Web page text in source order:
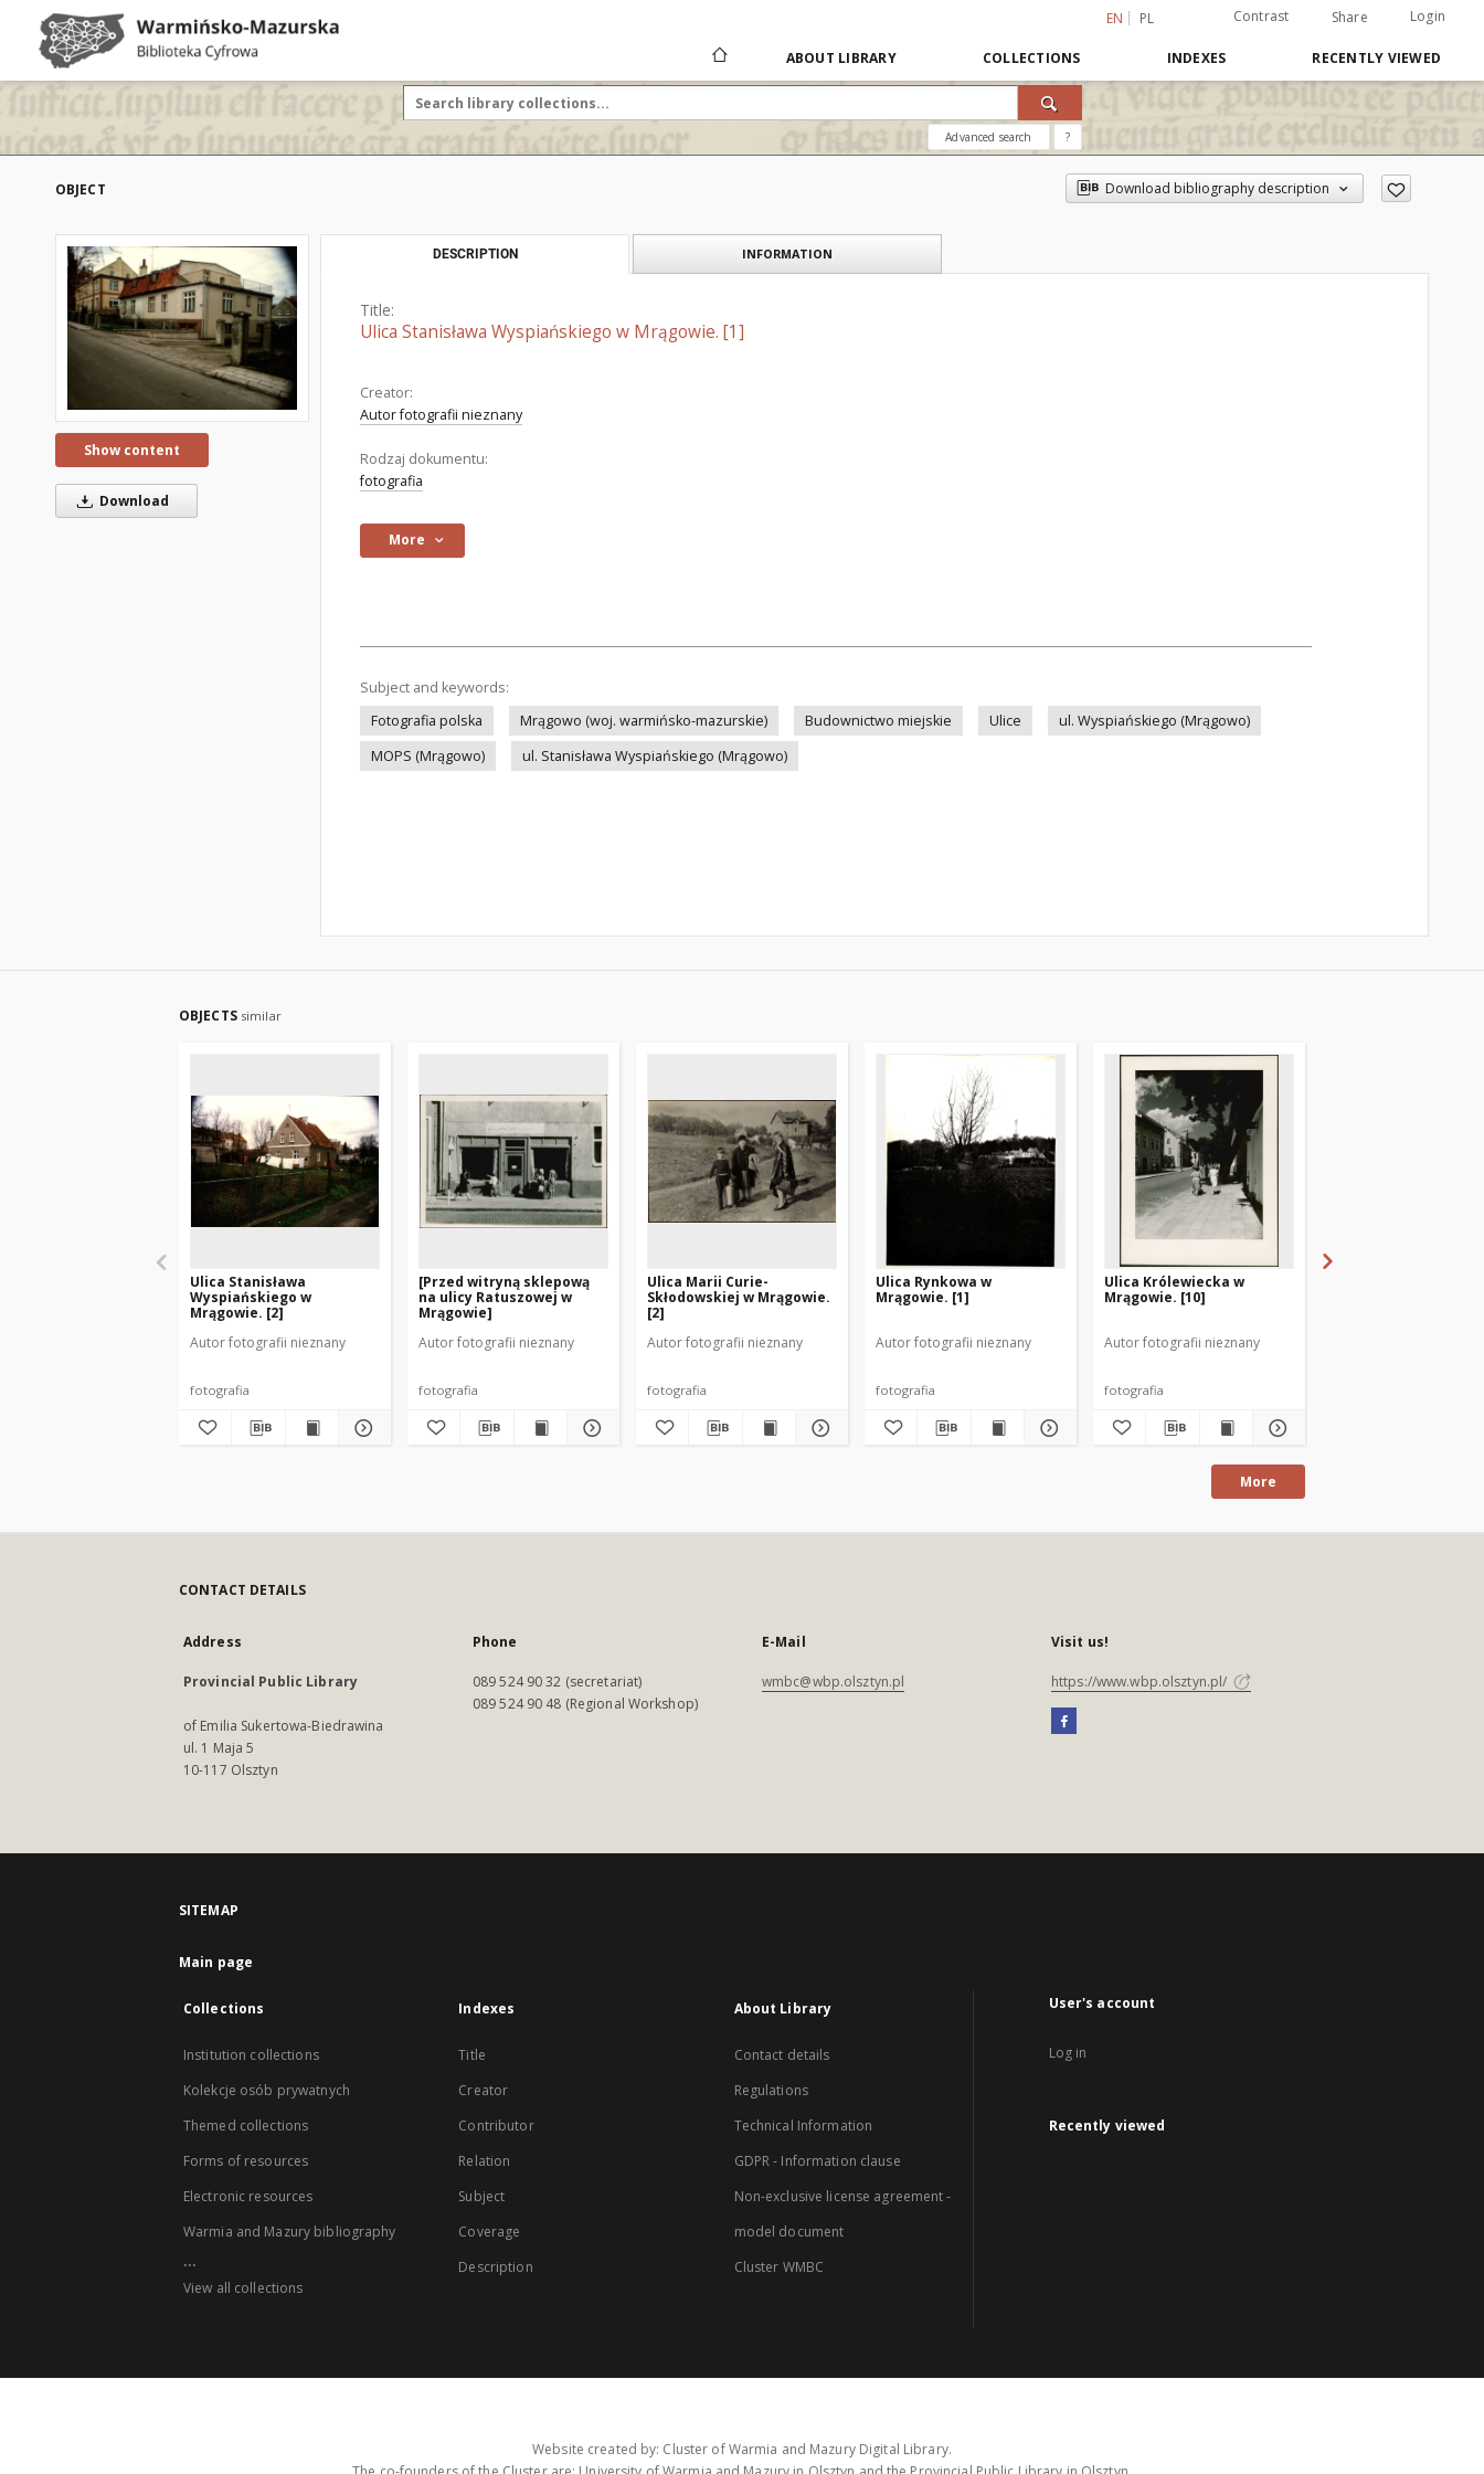
EN PL Contrast Share Login
ABOUT LIBRARY COLLECTIONS INDEXES RECENTLY VIEWED
Advanced search ?
OBJECT Download bibliography description
Show content
Download
DESCRIPTION INFORMATION
Title:
Ulica Stanisława Wyspiańskiego w Mrągowie. [1]
Creator:
Autor fotografii nieznany
Rodzaj dokumentu:
fotografia
More
Subject and keywords:
Fotografia polska
Mrągowo (woj. warmińsko-mazurskie) Budownictwo miejskie Ulice
ul. Wyspiańskiego (Mrągowo)
MOPS (Mrągowo)
ul. Stanisława Wyspiańskiego (Mrągowo)
OBJECTS similar
Ulica Stanisława
Wyspiańskiego w
Mrągowie. [2]
Autor fotografii nieznany
fotografia
[Przed witryną sklepową
na ulicy Ratuszowej w
Mrągowie]
Autor fotografii nieznany
fotografia
Ulica Marii Curie-
Skłodowskiej w Mrągowie.
[2]
Autor fotografii nieznany
fotografia
Ulica Rynkowa w
Mrągowie. [1]
Autor fotografii nieznany
fotografia
Ulica Królewiecka w
Mrągowie. [10]
Autor fotografii nieznany
fotografia
More
CONTACT DETAILS
Address
Provincial Public Library
of Emilia Sukertowa-Biedrawina
ul. 1 Maja 5
10-117 Olsztyn
Phone
089 524 90 32 (secretariat)
089 524 90 48 (Regional Workshop)
E-Mail
wmbc@wbp.olsztyn.pl
Visit us!
https://www.wbp.olsztyn.pl/
SITEMAP
Main page
Collections
Institution collections
Kolekcje osób prywatnych
Themed collections
Forms of resources
Electronic resources
Warmia and Mazury bibliography
...
View all collections
Indexes
Title
Creator
Contributor
Relation
Subject
Coverage
Description
About Library
Contact details
Regulations
Technical Information
GDPR - Information clause
Non-exclusive license agreement -
model document
Cluster WMBC
User's account
Log in
Recently viewed
Website created by: Cluster of Warmia and Mazury Digital Library.